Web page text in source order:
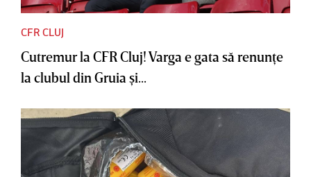
CFR CLUJ
Cutremur la CFR Cluj! Varga e gata să renunţe
la clubul din Gruia şi...